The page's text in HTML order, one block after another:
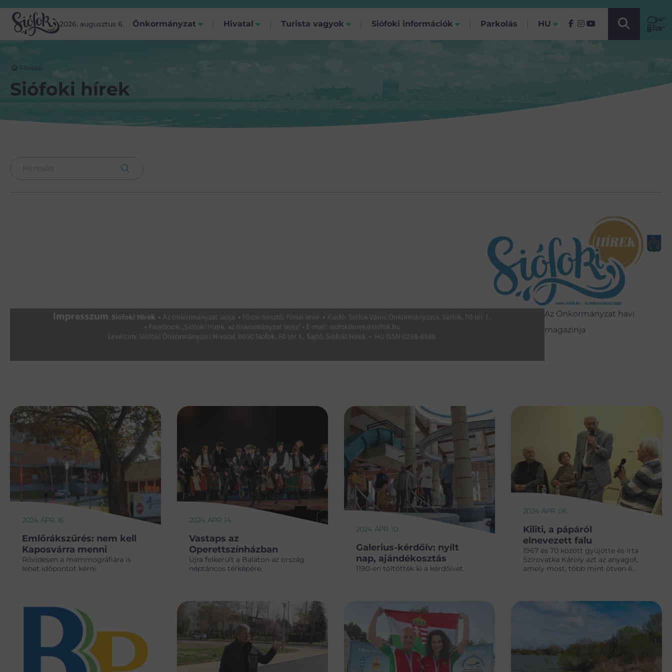
2026. augusztus 6. Önkormányzat Hivatal Turista vagyok Siófoki információk Parkolás
(Jelenlegi)
HU
VÁLASSZ NYELVET! 24º
26º
Főoldal
Siófoki hírek
Az Önkormányzat havi
magazinja
2024. ÁPR. 16.
Emlőrákszűrés: nem kell
Kaposvárra menni
Rövidesen a mammográfiára is
lehet időpontot kérni.
2024. ÁPR. 14.
Vastaps az
Operettszínházban
Újra felkerült a Balaton az ország
néptáncos térképére.
2024. ÁPR. 10.
Galerius-kérdőív: nyílt
nap, ajándékosztás
1190-en töltötték ki a kérdőívet.
2024. ÁPR. 06.
Kiliti, a pápáról
elnevezett falu
1967 és 70 között gyűjötte és írta
Szirovatka Károly azt az anyagot,
amely most, több mint ötven év
város támogatásával.